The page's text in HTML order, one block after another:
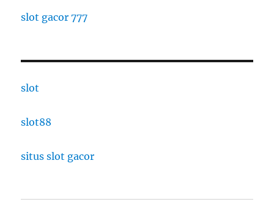
slot gacor 777
slot
slot88
situs slot gacor